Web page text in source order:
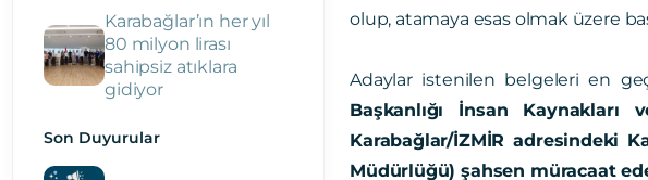
Karabağlar’ın her yıl
80 milyon lirası
sahipsiz atıklara
gidiyor
Son Duyurular
olup, atamaya esas olmak üzere
Adaylar istenilen belgeleri en
Başkanlığı İnsan
Karabağlar/İZMİR adresindeki
Müdürlüğü) şahsen müracaat